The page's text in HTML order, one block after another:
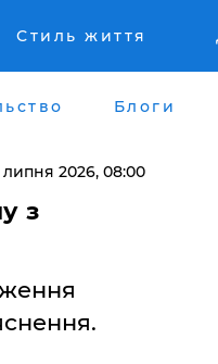
Стиль життя
Блоги
липня 2026, 08:00
з